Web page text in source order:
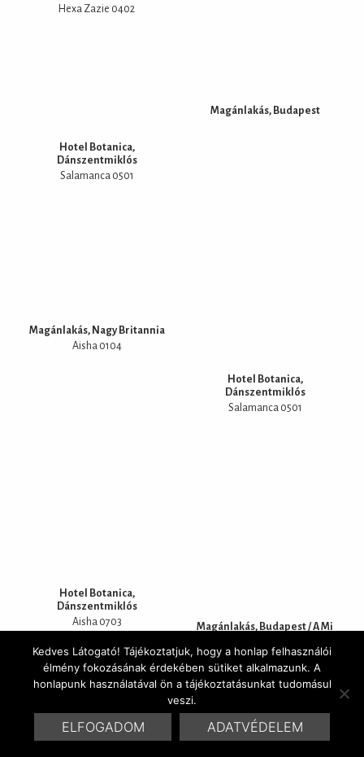
Hexa Zazie 0402
Magánlakás, Budapest
Hotel Botanica,
Dánszentmiklós
Salamanca 0501
Hotel Botanica,
Dánszentmiklós
Salamanca 0501
Magánlakás, Nagy Britannia
Aisha 0104
Hotel Botanica,
Dánszentmiklós
Aisha 0703
Magánlakás, Budapest / A Mi
Vinkovics Zsuzsanna
Kedves Látogató! Tájékoztatjuk, hogy a honlap felhasználói
élmény fokozásának érdekében sütiket alkalmazunk. A
honlapunk használatával ön a tájékoztatásunkat tudomásul
veszi.
ELFOGADOM ADATVÉDELEM